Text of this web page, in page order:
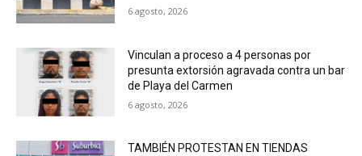
6 agosto, 2026
Vinculan a proceso a 4 personas por
presunta extorsión agravada contra un bar
de Playa del Carmen
6 agosto, 2026
TAMBIÉN PROTESTAN EN TIENDAS